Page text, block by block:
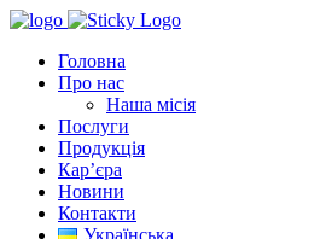
Головна
Про нас
Наша місія
Послуги
Продукція
Кар’єра
Новини
Контакти
Українська